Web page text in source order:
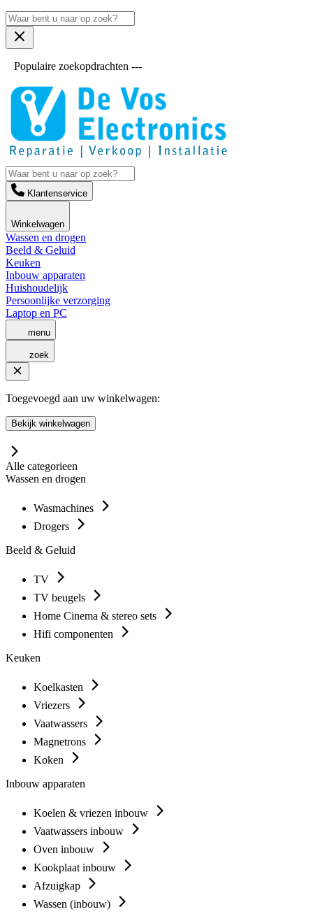
Populaire zoekopdrachten ---
Klantenservice
Winkelwagen
Wassen en drogen
Beeld & Geluid
Keuken
Inbouw apparaten
Huishoudelijk
Persoonlijke verzorging
Laptop en PC
menu
zoek
Toegevoegd aan uw winkelwagen:
Bekijk winkelwagen
Alle categorieen
Wassen en drogen
Wasmachines
Drogers
Beeld & Geluid
TV
TV beugels
Home Cinema & stereo sets
Hifi componenten
Keuken
Koelkasten
Vriezers
Vaatwassers
Magnetrons
Koken
Inbouw apparaten
Koelen & vriezen inbouw
Vaatwassers inbouw
Oven inbouw
Kookplaat inbouw
Afzuigkap
Wassen (inbouw)